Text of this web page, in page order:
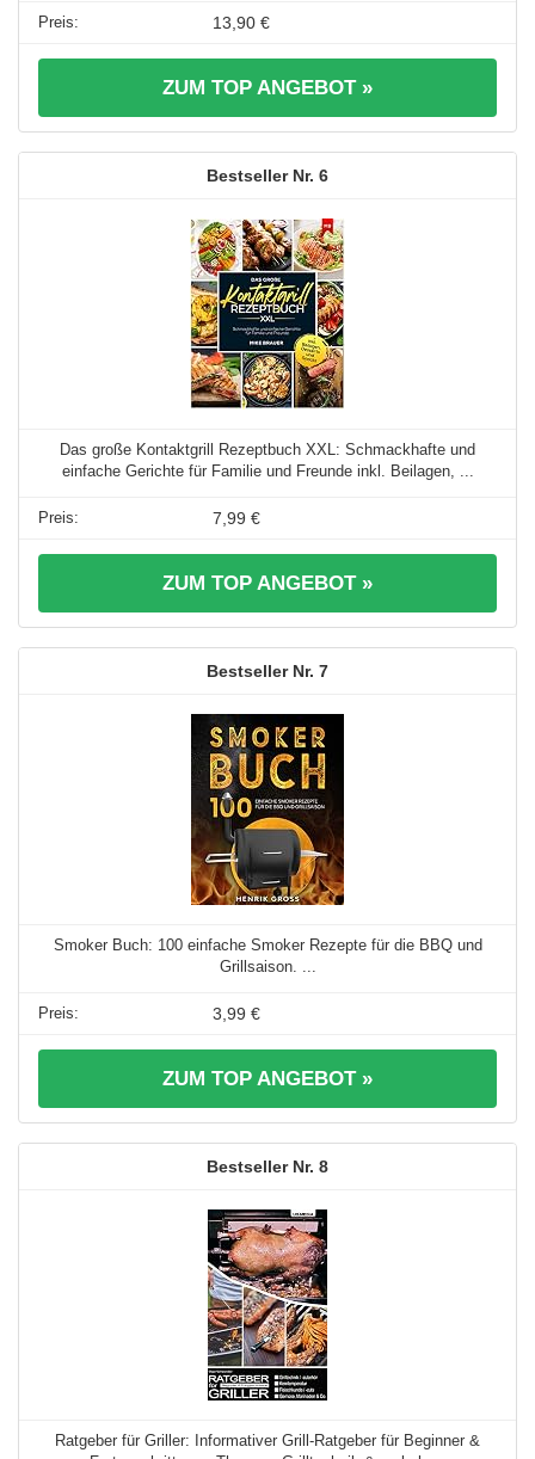
13,90 €
ZUM TOP ANGEBOT »
6
Das große Kontaktgrill Rezeptbuch XXL: Schmackhafte und
einfache Gerichte für Familie und Freunde inkl. Beilagen, ...
7,99 €
ZUM TOP ANGEBOT »
7
Smoker Buch: 100 einfache Smoker Rezepte für die BBQ und
Grillsaison. ...
3,99 €
ZUM TOP ANGEBOT »
8
Ratgeber für Griller: Informativer Grill-Ratgeber für Beginner &